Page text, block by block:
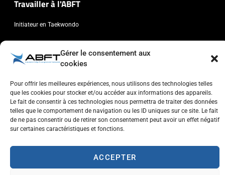
Gérer le consentement aux
cookies
Pour offrir les meilleures expériences, nous utilisons des technologies telles
que les cookies pour stocker et/ou accéder aux informations des appareils.
Le fait de consentir à ces technologies nous permettra de traiter des données
telles que le comportement de navigation ou les ID uniques sur ce site. Le fait
de ne pas consentir ou de retirer son consentement peut avoir un effet négatif
sur certaines caractéristiques et fonctions.
ACCEPTER
Travailler à l'ABFT
Initiateur en Taekwondo
Chaussée de Wavre, 2057 - 1160 Auderghem
info@abft.be
+32 (0)2 347 34 77